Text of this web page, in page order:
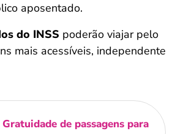
aposentado.
do INSS poderão viajar pelo
mais acessíveis, independente
Gratuidade de passagens para